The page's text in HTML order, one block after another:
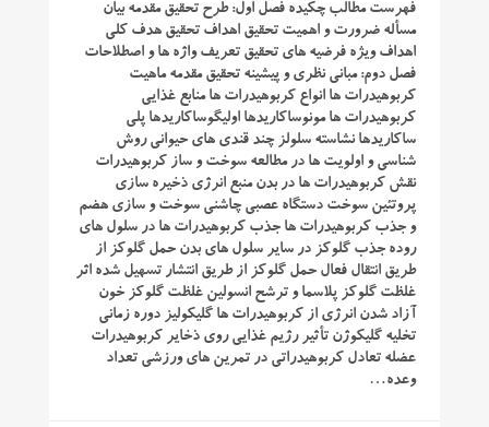
فهرست مطالب چکیده فصل اول: طرح تحقیق مقدمه بیان
مسأله ضرورت و اهمیت تحقیق اهداف تحقیق هدف کلی
اهداف ویژه فرضیه های تحقیق تعریف واژه ها و اصطلاحات
فصل دوم: مبانی نظری و پیشینه تحقیق مقدمه ماهیت
کربوهیدرات ها انواع کربوهیدرات ها منابع غذایی
کربوهیدرات ها مونوساکاریدها اولیگوساکاریدها پلی
ساکاریدها نشاسته سلولز چند قندی های حیوانی روش
شناسی و اولویت ها در مطالعه سوخت و ساز کربوهیدرات
نقش کربوهیدرات ها در بدن منبع انرژی ذخیره سازی
پروتئین سوخت دستگاه عصبی چاشنی سوخت و سازی هضم
و جذب کربوهیدرات ها جذب کربوهیدرات ها در سلول های
روده جذب گلوکز در سایر سلول های بدن حمل گلوکز از
طریق انتقال فعال حمل گلوکز از طریق انتشار تسهیل شده اثر
غلظت گلوکز پلاسما و ترشح انسولین غلظت گلوکز خون
آزاد شدن انرژی از کربوهیدرات ها گلیکولیز دوره زمانی
تخلیه گلیکوژن تأثیر رژیم غذایی روی ذخایر کربوهیدرات
عضله تعادل کربوهیدراتی در تمرین های ورزشی تعداد
وعده…